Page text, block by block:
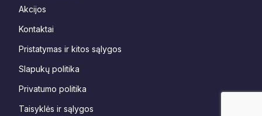
Akcijos
Kontaktai
Pristatymas ir kitos sąlygos
Slapukų politika
Privatumo politika
Taisyklės ir sąlygos